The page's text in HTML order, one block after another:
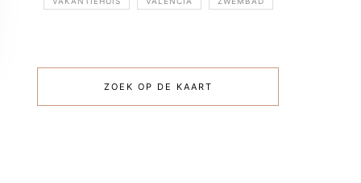
ZOEK OP DE KAART